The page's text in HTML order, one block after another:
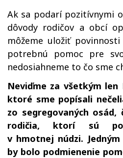
Ak sa podarí pozitívnymi
dôvody rodičov a obcí
môžeme uložiť
potrebnú pomoc pre
nedosiahneme to čo sme
Neviďme za všetkým len
ktoré sme popísali
zo segregovaných
rodičia, ktorí sú
v hmotnej núdzi.
by bolo podmienenie